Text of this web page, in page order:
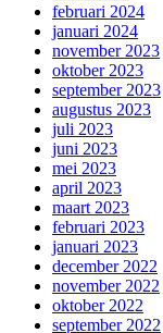
februari 2024
januari 2024
november 2023
oktober 2023
september 2023
augustus 2023
juli 2023
juni 2023
mei 2023
april 2023
maart 2023
februari 2023
januari 2023
december 2022
november 2022
oktober 2022
september 2022